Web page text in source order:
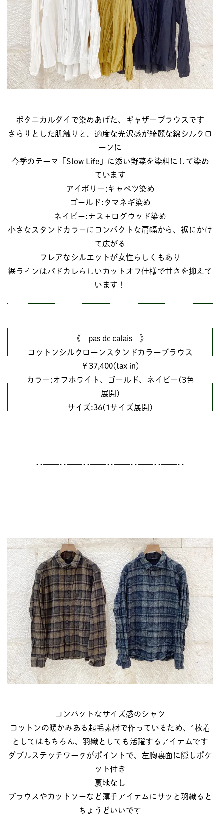
ボタニカルダイで染めあげた、ギャザーブラウスです
さらりとした肌触りと、適度な光沢感が綺麗な綿シルクロ
ーンに
今季のテーマ「Slow Life」に添い野菜を染料にして染め
ています
アイボリー:キャベツ染め
ゴールド:タマネギ染め
ネイビー:ナス＋ログウッド染め
小さなスタンドカラーにコンパクトな肩幅から、裾にかけ
て広がる
フレアなシルエットが女性らしくもあり
裾ラインはパドカレらしいカットオフ仕様で甘さを抑えて
います！
《 pas de calais 》
コットンシルクローンスタンドカラーブラウス
￥37,400(tax in)
カラー:オフホワイト、ゴールド、ネイビー(3色
展開)
サイズ:36(1サイズ展開)
･･━━･･━━･･━━･･━━･･━━･･━━･･
コンパクトなサイズ感のシャツ
コットンの暖かみある起毛素材で作っているため、1枚着
としてはもちろん、羽織としても活躍するアイテムです
ダブルステッチワークがポイントで、左胸裏面に隠しポケ
ット付き
裏地なし
ブラウスやカットソーなど薄手アイテムにサッと羽織ると
ちょうどいいです